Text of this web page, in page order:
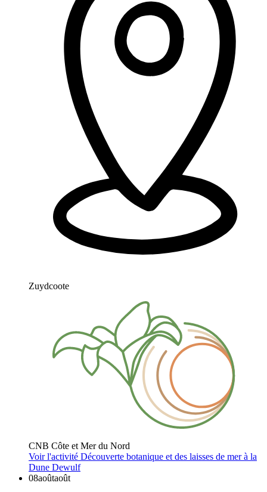
Zuydcoote
CNB Côte et Mer du Nord
Voir l'activité Découverte botanique et des laisses de mer à la
Dune Dewulf
08aoûtaoût